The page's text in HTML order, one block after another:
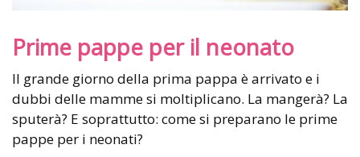
Prime pappe per il neonato
Il grande giorno della prima pappa è arrivato e i
dubbi delle mamme si moltiplicano. La mangerà? La
sputerà? E soprattutto: come si preparano le prime
pappe per i neonati?